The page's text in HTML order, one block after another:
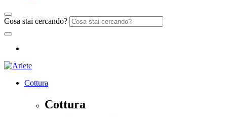
Cosa stai cercando?
Cottura
Cottura